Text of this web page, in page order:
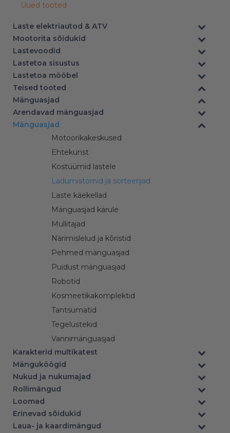
Uued tooted
Laste elektriautod & ATV
Mootorita sõidukid
Lastevoodid
Lastetoa sisustus
Lastetoa mööbel
Teised tooted
Mänguasjad
Arendavad mänguasjad
–
Mänguasjad
Motoorikakeskused
Ehtekunst
Kostüümid lastele
Ladumistornid ja sorteerijad
Laste käekellad
Mänguasjad kärule
Mullitajad
Närimislelud ja kõristid
Pehmed mänguasjad
Puidust mänguasjad
Robotid
Kosmeetikakomplektid
Tantsumatid
Tegelustekid
–
Vannimänguasjad
Karakterid multikatest
Mänguköögid
–
Nukud ja nukumajad
Rollimängud
Loomad
Erinevad sõidukid
Laua- ja kaardimängud